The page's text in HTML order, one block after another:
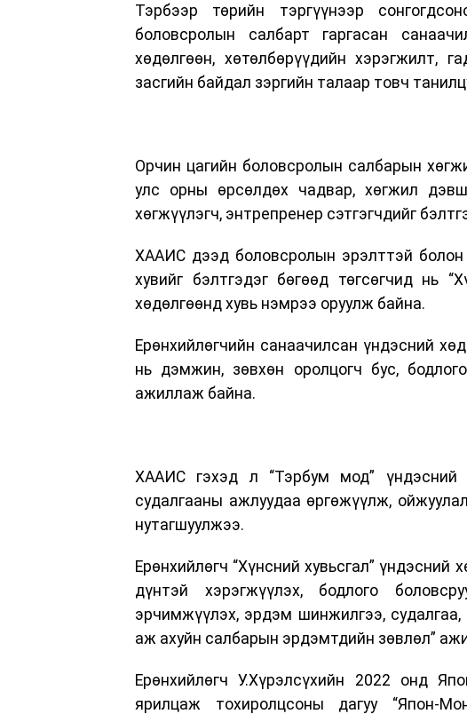
Тэрбээр төрийн тэргүүнээр
боловсролын салбарт гаргасан
хөдөлгөөн, хөтөлбөрүүдийн хэрэгжилт,
засгийн байдал зэргийн талаар товч
Орчин цагийн боловсролын салбарын
улс орны өрсөлдөх чадвар, хөгжил
хөгжүүлэгч, энтрепренер сэтгэгчдийг
ХААИС дээд боловсролын эрэлттэй болон
хувийг бэлтгэдэг бөгөөд төгсөгчид нь
хөдөлгөөнд хувь нэмрээ оруулж байна.
Ерөнхийлөгчийн санаачилсан үндэсний
нь дэмжин, зөвхөн оролцогч бус,
ажиллаж байна.
ХААИС гэхэд л “Тэрбум мод” үндэсний
судалгааны ажлуудаа өргөжүүлж,
нутагшуулжээ.
Ерөнхийлөгч “Хүнсний хувьсгал” үндэсний
дүнтэй хэрэгжүүлэх, бодлого
эрчимжүүлэх, эрдэм шинжилгээ,
аж ахуйн салбарын эрдэмтдийн зөвлөл”
Ерөнхийлөгч У.Хүрэлсүхийн 2022 онд
ярилцаж тохиролцсоны дагуу “Япон-